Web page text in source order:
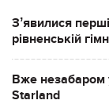
Зʼявилися
рівненській
Вже незабаром у
Starland